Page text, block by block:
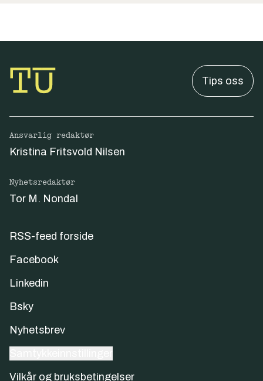
Tips oss
Ansvarlig redaktør
Kristina Fritsvold Nilsen
Nyhetsredaktør
Tor M. Nondal
RSS-feed forside
Facebook
Linkedin
Bsky
Nyhetsbrev
Vilkår og bruksbetingelser